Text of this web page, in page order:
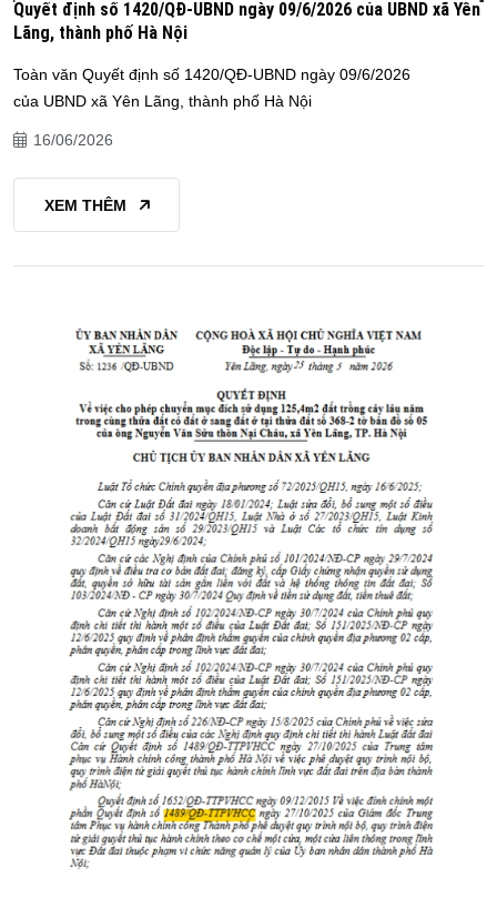
Quyết định số 1420/QĐ-UBND ngày 09/6/2026 của UBND xã Yên
Lãng, thành phố Hà Nội
Toàn văn Quyết định số 1420/QĐ-UBND ngày 09/6/2026
của UBND xã Yên Lãng, thành phố Hà Nội
16/06/2026
XEM THÊM